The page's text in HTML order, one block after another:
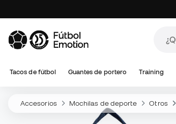
Tacos de fútbol Guantes de portero Training
Accesorios Mochilas de deporte Otros